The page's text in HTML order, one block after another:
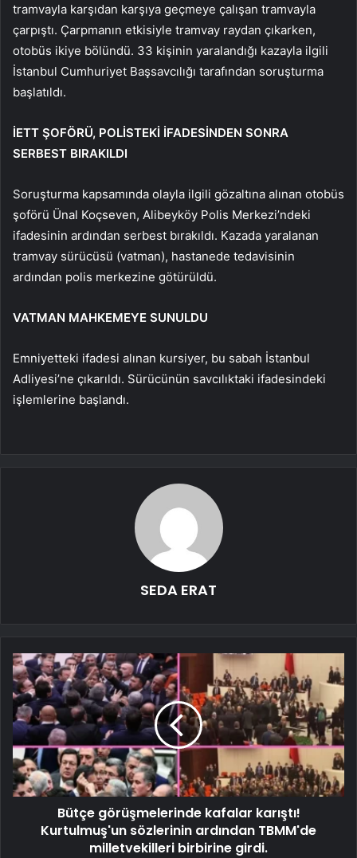
tramvayla karşıdan karşıya geçmeye çalışan tramvayla
çarpıştı. Çarpmanın etkisiyle tramvay raydan çıkarken,
otobüs ikiye bölündü. 33 kişinin yaralandığı kazayla ilgili
İstanbul Cumhuriyet Başsavcılığı tarafından soruşturma
başlatıldı.
İETT ŞOFÖRÜ, POLİSTEKİ İFADESİNDEN SONRA
SERBEST BIRAKILDI
Soruşturma kapsamında olayla ilgili gözaltına alınan otobüs
şoförü Ünal Koçseven, Alibeyköy Polis Merkezi’ndeki
ifadesinin ardından serbest bırakıldı. Kazada yaralanan
tramvay sürücüsü (vatman), hastanede tedavisinin
ardından polis merkezine götürüldü.
VATMAN MAHKEMEYE SUNULDU
Emniyetteki ifadesi alınan kursiyer, bu sabah İstanbul
Adliyesi’ne çıkarıldı. Sürücünün savcılıktaki ifadesindeki
işlemlerine başlandı.
SEDA ERAT
Bütçe görüşmelerinde kafalar karıştı!
Kurtulmuş'un sözlerinin ardından TBMM'de
milletvekilleri birbirine girdi.